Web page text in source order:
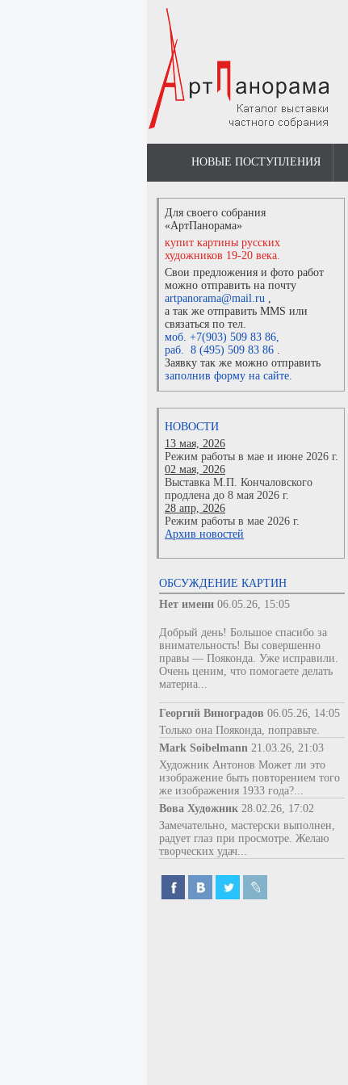
НОВЫЕ ПОСТУПЛЕНИЯ
Для своего собрания
«АртПанорама»
купит картины русских
художников 19-20 века.
Свои предложения и фото работ
можно отправить на почту
artpanorama@mail.ru ,
а так же отправить MMS или
связаться по тел.
моб. +7(903) 509 83 86,
раб. 8 (495) 509 83 86 .
Заявку так же можно отправить
заполнив форму на сайте.
НОВОСТИ
13 мая, 2026
Режим работы в мае и июне 2026 г.
02 мая, 2026
Выставка М.П. Кончаловского
продлена до 8 мая 2026 г.
28 апр, 2026
Режим работы в мае 2026 г.
Архив новостей
ОБСУЖДЕНИЕ КАРТИН
Нет имени 06.05.26, 15:05
Добрый день! Большое спасибо за
внимательность! Вы совершенно
правы — Пояконда. Уже исправили.
Очень ценим, что помогаете делать
материа...
Георгий Виноградов 06.05.26, 14:05
Только она Пояконда, поправьте.
Mark Soibelmann 21.03.26, 21:03
Художник Антонов Может ли это
изображение быть повторением того
же изображения 1933 года?...
Вова Художник 28.02.26, 17:02
Замечательно, мастерски выполнен,
радует глаз при просмотре. Желаю
творческих удач...